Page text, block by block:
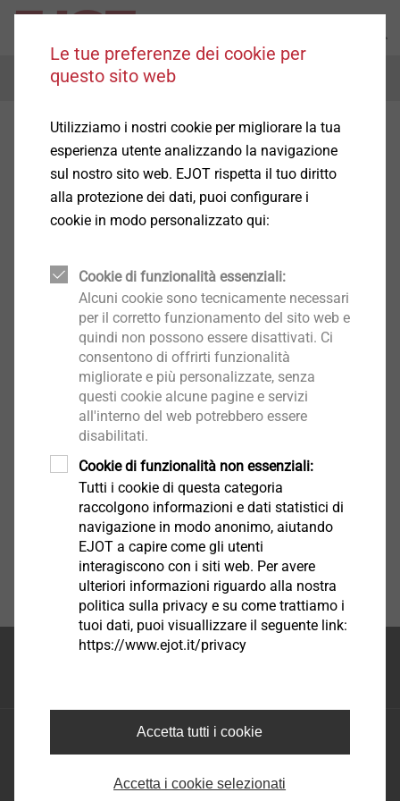
Menu
EJOT S.A.S. di EJOT Tecnologie di fissaggio S.R.L.
Via Marco Polo 16 - 35011 Campodarsego Padova
Tel.: +39 049 986 9000
Le tue preferenze dei cookie per
questo sito web
Utilizziamo i nostri cookie per migliorare la tua
esperienza utente analizzando la navigazione
sul nostro sito web. EJOT rispetta il tuo diritto
alla protezione dei dati, puoi configurare i
cookie in modo personalizzato qui:
Cookie di funzionalità essenziali:
Alcuni cookie sono tecnicamente necessari
per il corretto funzionamento del sito web e
quindi non possono essere disattivati. Ci
consentono di offrirti funzionalità
migliorate e più personalizzate, senza
questi cookie alcune pagine e servizi
all'interno del web potrebbero essere
disabilitati.
Cookie di funzionalità non essenziali:
Tutti i cookie di questa categoria
raccolgono informazioni e dati statistici di
navigazione in modo anonimo, aiutando
EJOT a capire come gli utenti
interagiscono con i siti web. Per avere
ulteriori informazioni riguardo alla nostra
politica sulla privacy e su come trattiamo i
tuoi dati, puoi visuallizzare il seguente link:
https://www.ejot.it/privacy
Accetta tutti i cookie
Accetta i cookie selezionati